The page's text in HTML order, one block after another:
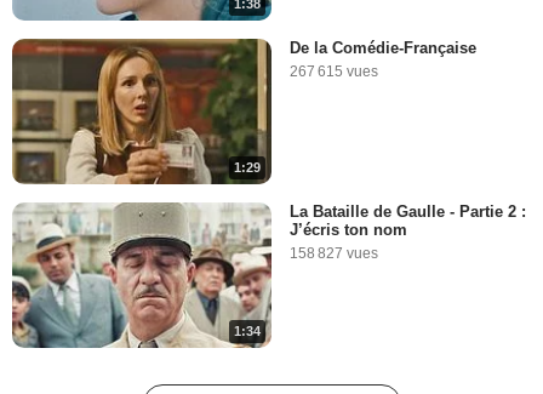
1:38
1:29
De la Comédie-Française
267 615 vues
1:34
La Bataille de Gaulle - Partie 2 :
J’écris ton nom
158 827 vues